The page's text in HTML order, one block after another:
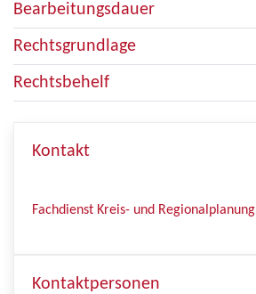
Bearbeitungsdauer
Rechtsgrundlage
Rechtsbehelf
Kontakt
Fachdienst Kreis- und Regionalplanung
Kontaktpersonen